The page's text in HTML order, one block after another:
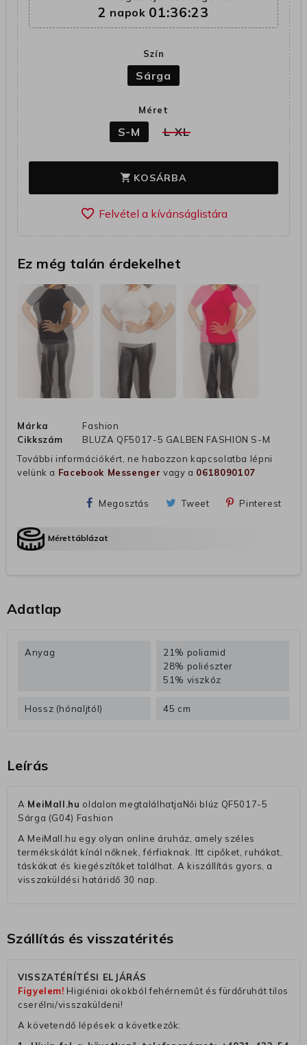
2 napok 01:36:22
Szín
Sárga
Méret
S-M L-XL
shopping_cart KOSÁRBA
favorite_border
Ez még talán érdekelhet
Márka
Fashion
Cikkszám
BLUZA QF5017-5 GALBEN FASHION S-M
További információkért, ne habozzon kapcsolatba lépni
velünk a Facebook Messenger vagy a 0618090107
Megosztás Tweet Pinterest
Mérettáblázat
Adatlap
Anyag
21% poliamid
28% poliészter
51% viszkóz
Hossz (hónaljtól) 45 cm
Leírás
A MeiMall.hu oldalon megtalálhatjaNői blúz QF5017-5
Sárga (G04) Fashion
A MeiMall.hu egy olyan online áruház, amely széles
termékskálát kínál nőknek, férfiaknak. Itt cipőket, ruhákat,
táskákat és kiegészítőket találhat. A kiszállítás gyors, a
visszaküldési határidő 30 nap.
Szállítás és visszatérités
VISSZATÉRÍTÉSI ELJÁRÁS
Figyelem! Higiéniai okokból fehérneműt és fürdőruhát tilos
cserélni/visszaküldeni!
A követendő lépések a következők: